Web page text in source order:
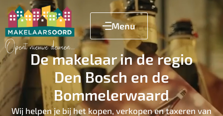
Menu
De makelaar in de regio
Den Bosch en de
Bommelerwaard
Wij helpen je bij het kopen, verkopen en taxeren van